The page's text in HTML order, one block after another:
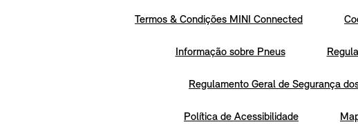
Termos & Condições MINI Connected
Informação sobre Pneus
Regulamento Geral de Segurança
Política de Acessibilidade